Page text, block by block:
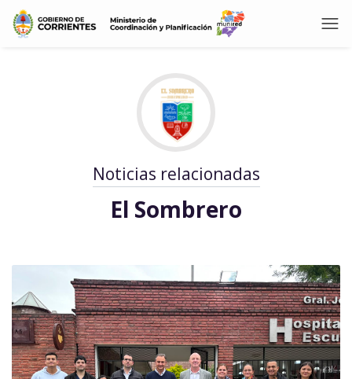
Noticias relacionadas
El Sombrero